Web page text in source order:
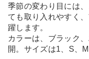
季節の変わり目には
ても取り入れやすく
躍します。
カラーは、ブラック
開。サイズは1、S、